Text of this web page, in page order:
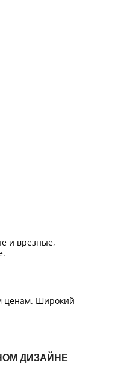
и врезные,
ценам. Широкий
ДИЗАЙНЕ